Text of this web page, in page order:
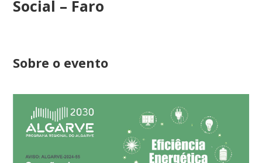
Social – Faro
Sobre o evento